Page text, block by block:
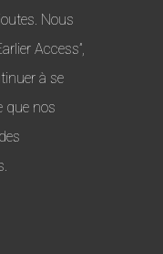
Nous
Access”,
à se
que nos